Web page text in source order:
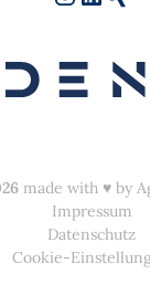
made with ♥︎ by
Impressum
Datenschutz
Cookie-